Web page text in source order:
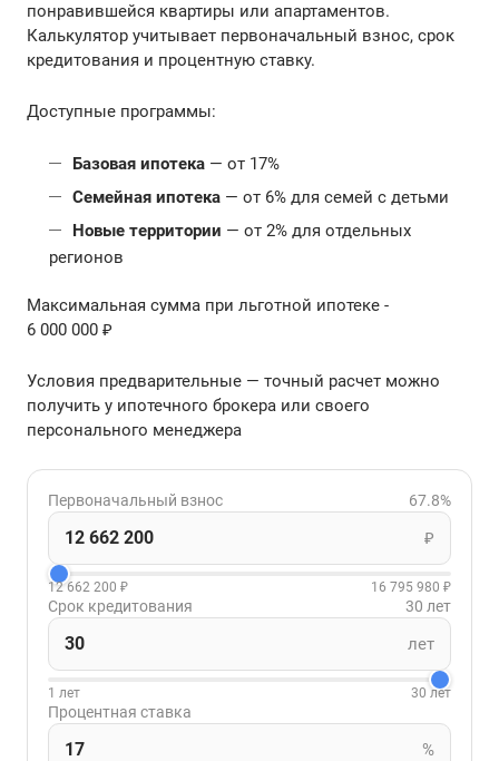
понравившейся квартиры или апартаментов.
Калькулятор учитывает первоначальный взнос, срок
кредитования и процентную ставку.
Доступные программы:
Базовая ипотека — от 17%
Семейная ипотека — от 6% для семей с детьми
Новые территории — от 2% для отдельных
регионов
Максимальная сумма при льготной ипотеке -
6 000 000 ₽
Условия предварительные — точный расчет можно
получить у ипотечного брокера или своего
персонального менеджера
Первоначальный взнос 67.8%
₽
12 662 200 ₽ 16 795 980 ₽
Срок кредитования 30 лет
лет
1 лет 30 лет
Процентная ставка
%